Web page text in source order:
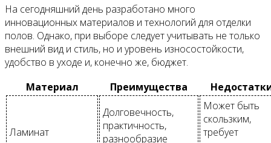
На сегодняшний день разработано много
инновационных материалов и технологий для отделки
полов. Однако, при выборе следует учитывать не только
внешний вид и стиль, но и уровень износостойкости,
удобство в уходе и, конечно же, бюджет.
Материал
Преимущества
Ламинат
Долговечность,
практичность,
разнообразие
Может быть
скользким,
требует